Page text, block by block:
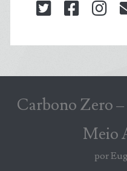
twitter
Carbono Zero
Meio
por